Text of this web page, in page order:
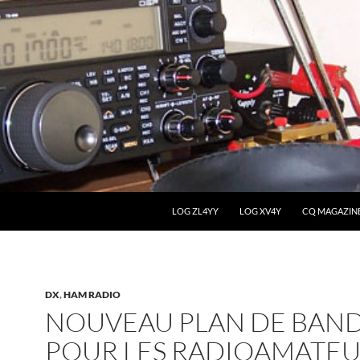
LOG ZL4YY LOG XV4Y CQ
DX,HAM RADIO
NOUVEAU PLAN DE
POUR LES